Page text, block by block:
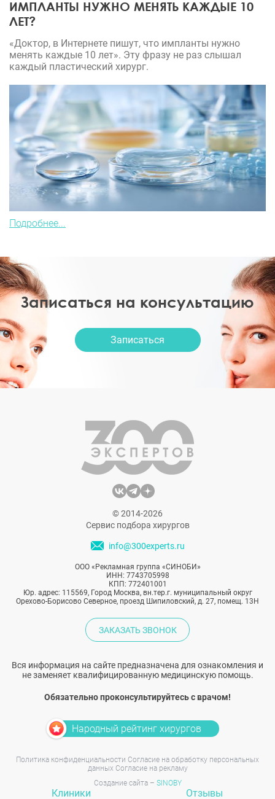
ИМПЛАНТЫ НУЖНО МЕНЯТЬ КАЖДЫЕ 10
ЛЕТ?
«Доктор, в Интернете пишут, что импланты нужно
менять каждые 10 лет». Эту фразу не раз слышал
каждый пластический хирург.
Подробнее...
Записаться на консультацию
Записаться
© 2014-2026
Сервис подбора хирургов
info@300experts.ru
ООО «Рекламная группа «СИНОБИ»
ИНН: 7743705998
КПП: 772401001
Юр. адрес: 115569, Город Москва, вн.тер.г. муниципальный округ
Орехово-Борисово Северное, проезд Шипиловский, д. 27, помещ. 13Н
ЗАКАЗАТЬ ЗВОНОК
Вся информация на сайте предназначена для ознакомления и
не заменяет квалифицированную медицинскую помощь.
Обязательно проконсультируйтесь с врачом!
Народный рейтинг хирургов
Политика конфиденциальности Согласие на обработку персональных
данных Согласие на рекламу
Создание сайта – SINOBY
Клиники Отзывы